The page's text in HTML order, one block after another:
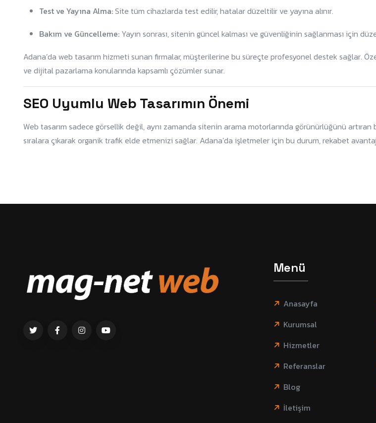
Test ve Yayına Alma: Site tüm cihazlarda test edilir, hatalar düzeltilir ve yayına alınır.
Bakım ve Güncelleme: Yayın sonrası, sitenin güncel kalması ve güvenliğinin sağlanması için
Adana’da web tasarım hizmeti sunan firmalar, müşterilerine bu süreçte profesyonel destek sağlar.
ve dijital pazarlama konularında kapsamlı çözümler sunar.
SEO Uyumlu Web Tasarımın Önemi
Web tasarım sadece görsellik değil, aynı zamanda sitenin arama motorlarında görünürlüğünü
sıralara çıkarak organik trafik elde etmenizi sağlar. Adana’da işletmeler için bu durum, rekabet
Menü
Anasayfa
Kurumsal
Hizmetler
Referanslar
Blog
İletişim